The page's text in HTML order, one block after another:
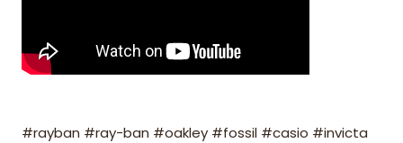
#rayban #ray-ban #oakley #fossil #casio #invicta